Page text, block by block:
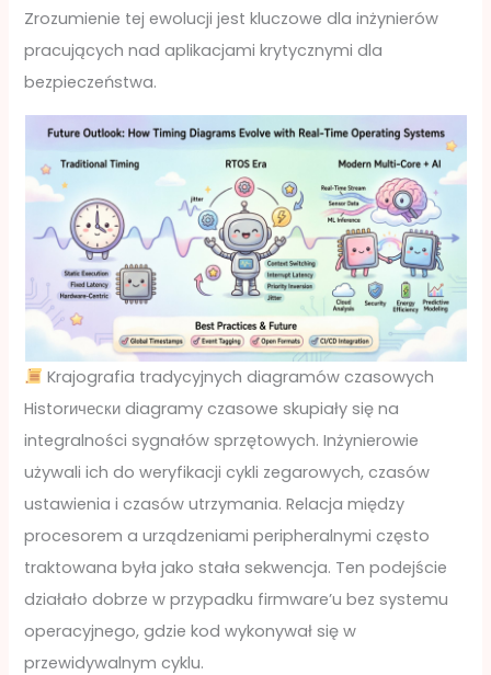
Zrozumienie tej ewolucji jest kluczowe dla inżynierów
pracujących nad aplikacjami krytycznymi dla
bezpieczeństwa.
Krajografia tradycyjnych diagramów czasowych
Historически diagramy czasowe skupiały się na
integralności sygnałów sprzętowych. Inżynierowie
używali ich do weryfikacji cykli zegarowych, czasów
ustawienia i czasów utrzymania. Relacja między
procesorem a urządzeniami peripheralnymi często
traktowana była jako stała sekwencja. Ten podejście
działało dobrze w przypadku firmware’u bez systemu
operacyjnego, gdzie kod wykonywał się w
przewidywalnym cyklu.